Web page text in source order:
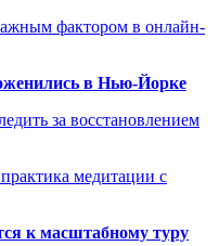
фактором в онлайн-
в Нью-Йорке
за восстановлением
медитации с
к масштабному туру